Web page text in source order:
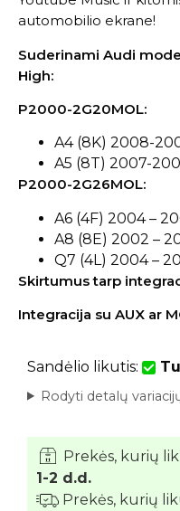
automobilio ekrane!
Suderinami Audi
High:
P2000-2G20MOL:
A4 (8K) 2008-
A5 (8T) 2007-
P2000-2G26MOL:
A6 (4F) 2004 –
A8 (8E) 2002 –
Q7 (4L) 2004 –
Skirtumus tarp
Integracija su AUX ar
Sandėlio likutis:
Rodyti detalų
Prekės, kurių
1-2 d.d.
Prekės, kurių